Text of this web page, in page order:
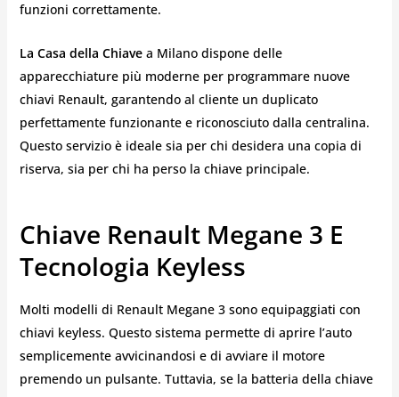
funzioni correttamente.
La Casa della Chiavea Milano dispone delle
apparecchiature più moderne per programmare nuove
chiavi Renault, garantendo al cliente un duplicato
perfettamente funzionante e riconosciuto dalla centralina.
Questo servizio è ideale sia per chi desidera una copia di
riserva, sia per chi ha perso la chiave principale.
Chiave Renault Megane 3 E
Tecnologia Keyless
Molti modelli di Renault Megane 3 sono equipaggiati con
chiavi keyless. Questo sistema permette di aprire l’auto
semplicemente avvicinandosi e di avviare il motore
premendo un pulsante. Tuttavia, se la batteria della chiave